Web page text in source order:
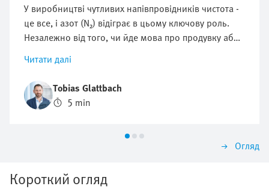
У виробництві чутливих напівпровідників чистота -
це все, і азот (N₂) відіграє в цьому ключову роль.
Незалежно від того, чи йде мова про продувку або
частинок та інших домішок або для захисту від
окислення, оптимізація споживання азоту має
вирішальне значення. Але як можна регулювати
цей потік ефективно, відтворювано і максимально
Читати далі
Tobias Glattbach
5 min
Огляд
Короткий огляд